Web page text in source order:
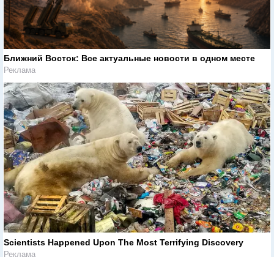
Ближний Восток: Все актуальные новости в одном месте
Реклама
Scientists Happened Upon The Most Terrifying Discovery
Реклама